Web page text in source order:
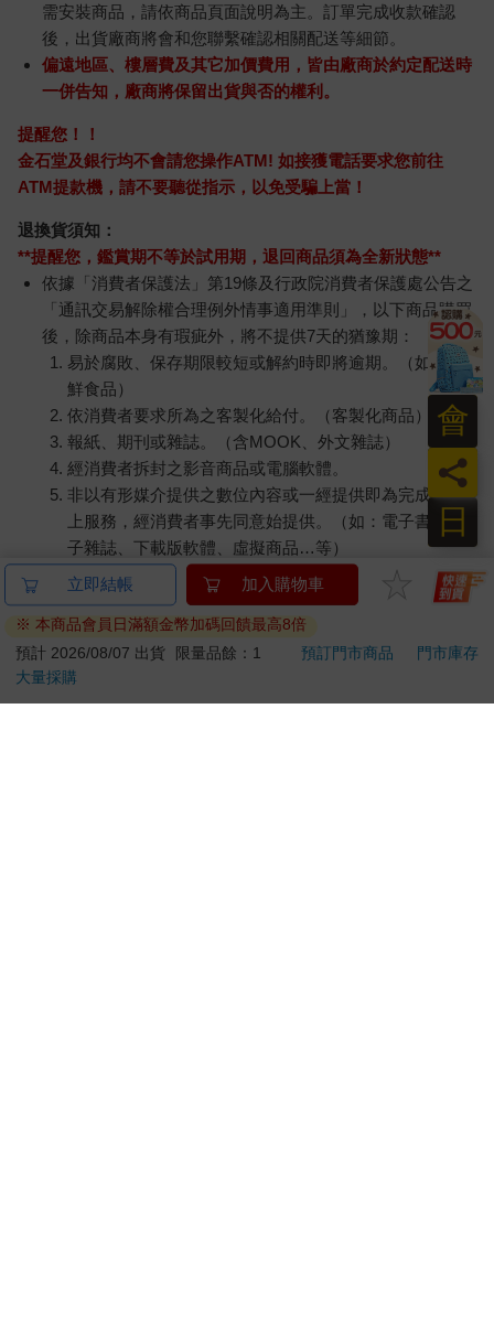
需安裝商品，請依商品頁面說明為主。訂單完成收款確認
後，出貨廠商將會和您聯繫確認相關配送等細節。
偏遠地區、樓層費及其它加價費用，皆由廠商於約定配送時
一併告知，廠商將保留出貨與否的權利。
提醒您！！
金石堂及銀行均不會請您操作ATM! 如接獲電話要求您前往
ATM提款機，請不要聽從指示，以免受騙上當！
退換貨須知：
**提醒您，鑑賞期不等於試用期，退回商品須為全新狀態**
依據「消費者保護法」第19條及行政院消費者保護處公告之
「通訊交易解除權合理例外情事適用準則」，以下商品購買
後，除商品本身有瑕疵外，將不提供7天的猶豫期：
易於腐敗、保存期限較短或解約時即將逾期。（如：生
鮮食品）
依消費者要求所為之客製化給付。（客製化商品）
報紙、期刊或雜誌。（含MOOK、外文雜誌）
經消費者拆封之影音商品或電腦軟體。
非以有形媒介提供之數位內容或一經提供即為完成之線
上服務，經消費者事先同意始提供。（如：電子書、電
子雜誌、下載版軟體、虛擬商品…等）
已拆封之個人衛生用品。（如：內衣褲、刮鬍刀、除毛
刀…等）
若非上列種類商品，均享有到貨7天的猶豫期（含例假
日）。
辦理退換貨時，商品（組合商品恕無法接受單獨退貨）必須
是您收到商品時的原始狀態（包含商品本體、配件、贈品、
日
員
會